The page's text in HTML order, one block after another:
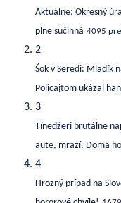
Aktuálne: Okresný
plne súčinná 4095
2
Šok v Seredi: Mladík
Policajtom ukázal
3
Tínedžeri brutálne
aute, mrazí. Doma
4
Hrozný prípad na